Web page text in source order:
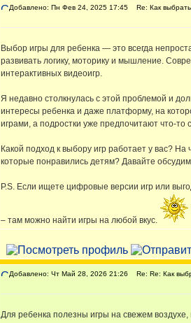
Добавлено: Пн Фев 24, 2025 17:45 Re: Как
Выбор игры для ребенка — это всегда
развивать логику, моторику и мышление.
интерактивных видеоигр.
Я недавно столкнулась с этой проблемой и
интересы ребенка и даже платформу, на
играми, а подростки уже предпочитают что-
Какой подход к выбору игр работает у вас?
которые понравились детям? Давайте
P.S. Если ищете цифровые версии игр или
– там можно найти игры на любой вкус.
Добавлено: Чт Май 28, 2026 21:26 Re: Re: Как
Для ребенка полезны игры на свежем